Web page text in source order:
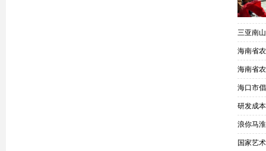
三亚南
海南省
海南省
海口市
研发成
浪你马
国家艺